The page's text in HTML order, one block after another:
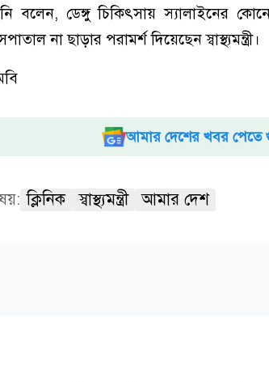
বলেন, ডেঙ্গু চিকিৎসায় স্যালাইনের
না ছাড়ার পরামর্শ দিয়েছেন স্বাস্থ্যমন্ত্রী।
আমার দেশের খবর
ক্লিনিক স্বাস্থ্যমন্ত্রী আমার দেশ